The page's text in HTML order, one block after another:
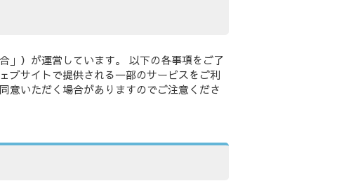
」）が運営しています。 以下の各事項をご了
ブサイトで提供される一部のサービスをご利
意いただく場合がありますのでご注意くださ